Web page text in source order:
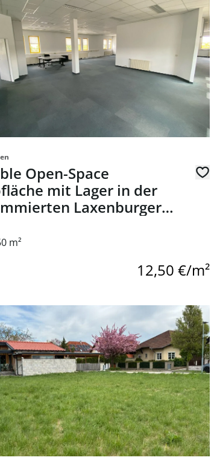
Open-Space
mit Lager in der
Laxenburger
m²
12,50 €/m²
- zu kaufen in 1130 Wien
Seite Unbebautes Grundstück zu kaufen in